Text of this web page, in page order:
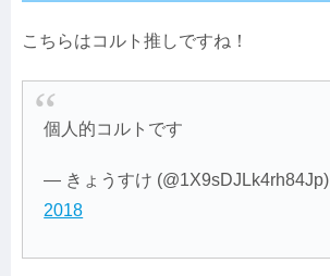
こちらはコルト推しですね！
個人的コルトです
— きょうすけ (@1X9sDJLk4rh84Jp)
2018